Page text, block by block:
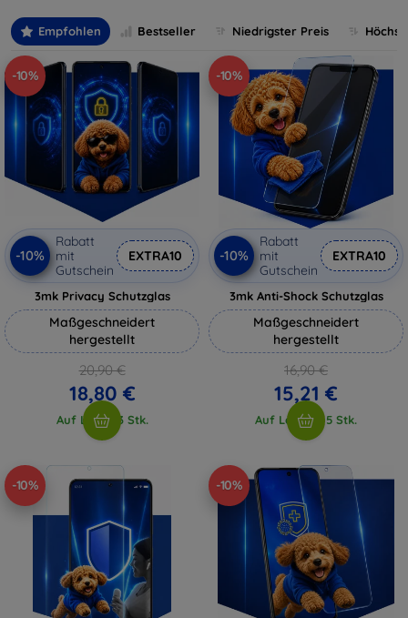
Empfohlen Bestseller Niedrigster Preis
-10%
-10%
Rabatt
mit
Gutschein
EXTRA10
3mk Privacy Schutzglas
Maßgeschneidert
hergestellt
20,90 €
18,80 €
Auf Lager 3 Stk.
-10%
-10%
Rabatt
mit
Gutschein
EXTRA10
3mk Anti-Shock Schutzglas
Maßgeschneidert
hergestellt
16,90 €
15,21 €
Auf Lager > 5 Stk.
-10% -10%